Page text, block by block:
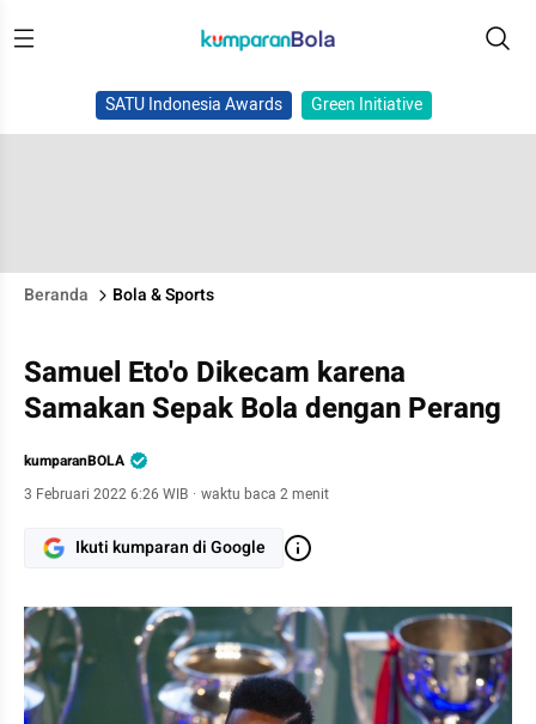
SATU Indonesia Awards Green Initiative
Beranda Bola & Sports
Samuel Eto'o Dikecam karena
Samakan Sepak Bola dengan Perang
kumparanBOLA
3 Februari 2022 6:26 WIB · waktu baca 2 menit
Ikuti kumparan di Google